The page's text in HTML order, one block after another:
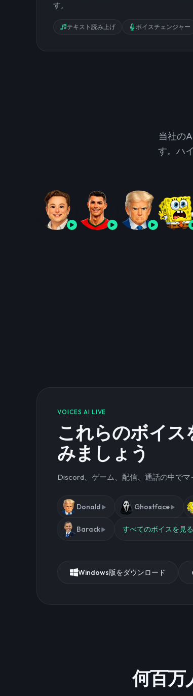
す。
テキスト読み上げ ボイスチェンジャー
当社の
す。ハ
VOICES AI LIVE
これらのボイス
みましょう
Discord、ゲーム、配信、通話の中でマ
Donald Ghostface
Barack すべてのボイスを見る
Windows版をダウンロード
何百万